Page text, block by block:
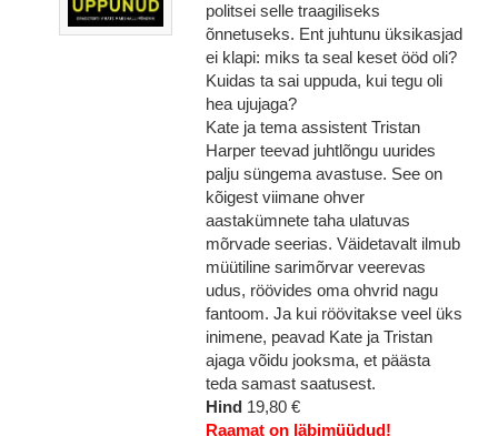
politsei selle traagiliseks
õnnetuseks. Ent juhtunu üksikasjad
ei klapi: miks ta seal keset ööd oli?
Kuidas ta sai uppuda, kui tegu oli
hea ujujaga?
Kate ja tema assistent Tristan
Harper teevad juhtlõngu uurides
palju süngema avastuse. See on
kõigest viimane ohver
aastakümnete taha ulatuvas
mõrvade seerias. Väidetavalt ilmub
müütiline sarimõrvar veerevas
udus, röövides oma ohvrid nagu
fantoom. Ja kui röövitakse veel üks
inimene, peavad Kate ja Tristan
ajaga võidu jooksma, et päästa
teda samast saatusest.
Hind 19,80 €
Raamat on läbimüüdud!